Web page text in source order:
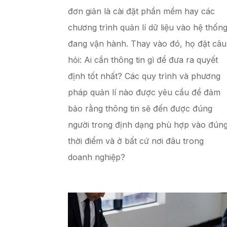
đơn giản là cài đặt phần mềm hay các
chương trình quản lí dữ liệu vào hệ
đang vận hành. Thay vào đó, họ đặt câu
hỏi: Ai cần thông tin gì để đưa ra quyết
định tốt nhất? Các quy trình và phương
pháp quản lí nào được yêu cầu để đảm
bảo rằng thông tin sẽ đến được đúng
người trong định dạng phù hợp vào
thời điểm và ở bất cứ nơi đâu trong
doanh nghiệp?